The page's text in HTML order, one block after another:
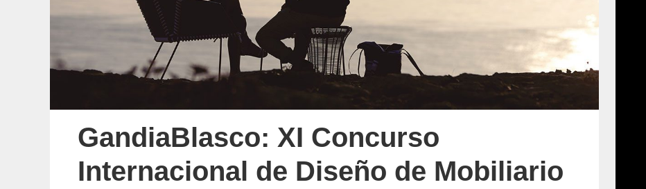
GandiaBlasco: XI Concurso
Internacional de Diseño de Mobiliario